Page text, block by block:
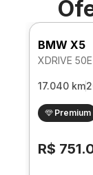
BMW X5
17.040 km
Premium
R$